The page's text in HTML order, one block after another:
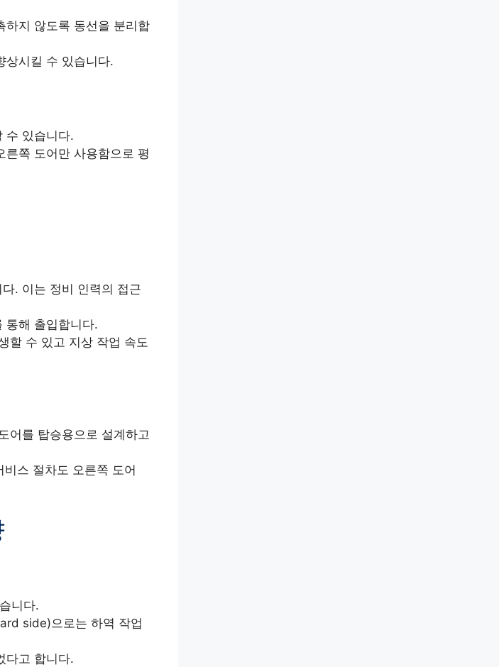
하지 않도록 동선을 분리합
상시킬 수 있습니다.
수 있습니다.
쪽 도어만 사용함으로 평
. 이는 정비 인력의 접근
통해 출입합니다.
할 수 있고 지상 작업 속도
어를 탑승용으로 설계하고
스 절차도 오른쪽 도어
니다.
side)으로는 하역 작업
다고 합니다.